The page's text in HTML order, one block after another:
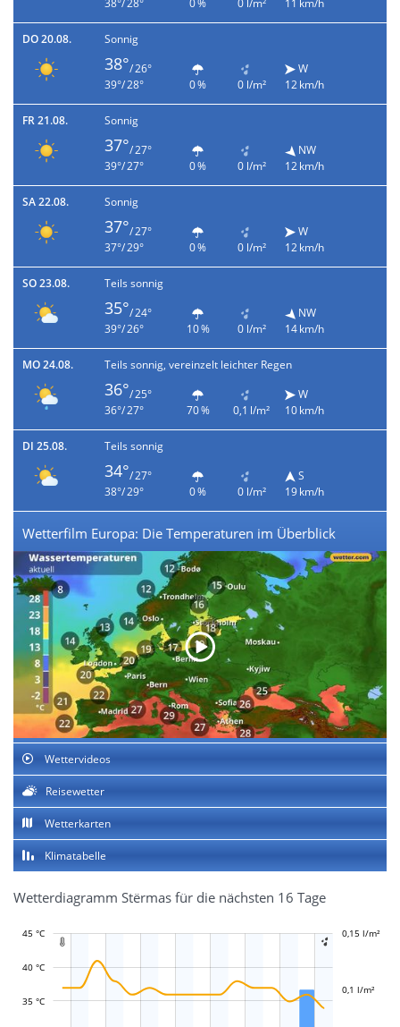
38°/ 28° 0 % 0 l/m² 11 km/h
DO 20.08. Sonnig
38°/ 26°
39°/ 28°
0 % 0 l/m²
W
12 km/h
FR 21.08. Sonnig
37°/ 27°
39°/ 27°
0 % 0 l/m²
NW
12 km/h
SA 22.08. Sonnig
37°/ 27°
37°/ 29°
0 % 0 l/m²
W
12 km/h
SO 23.08. Teils sonnig
35°/ 24°
39°/ 26°
10 % 0 l/m²
NW
14 km/h
MO 24.08. Teils sonnig, vereinzelt leichter Regen
36°/ 25°
36°/ 27°
70 % 0,1 l/m²
W
10 km/h
DI 25.08. Teils sonnig
34°/ 27°
38°/ 29°
0 % 0 l/m²
S
19 km/h
Wetterfilm Europa: Die Temperaturen im Überblick
Wettervideos
Reisewetter
Wetterkarten
Klimatabelle
Wetterdiagramm Stërmas für die nächsten 16 Tage
 
35 °C
40 °C
45 °C -0,04 l/m²
-0,02 l/m²
0,2 l/m²
0,15 l/m²
0,1 l/m²
-0,05 l/m²
-0,1 l/m²